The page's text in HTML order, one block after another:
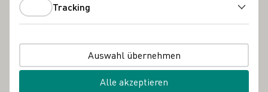
Tracking
Auswahl übernehmen
Alle akzeptieren